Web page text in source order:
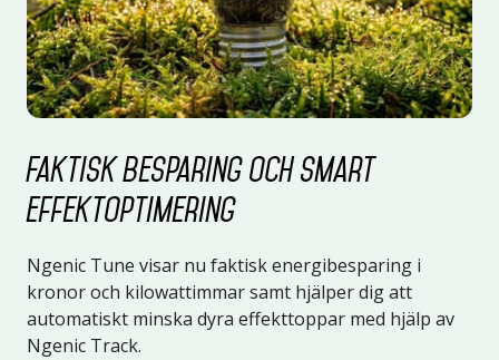
Faktisk besparing och smart
effektoptimering
Ngenic Tune visar nu faktisk energibesparing i
kronor och kilowattimmar samt hjälper dig att
automatiskt minska dyra effekttoppar med hjälp av
Ngenic Track.